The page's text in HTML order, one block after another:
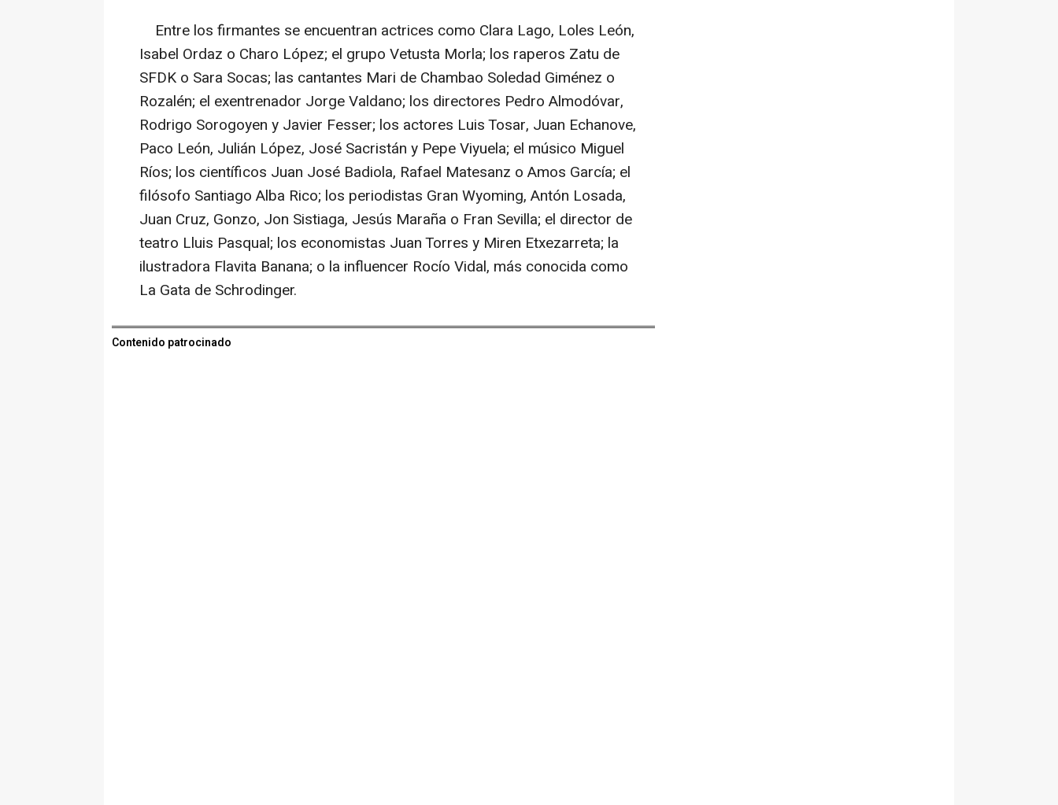
Entre los firmantes se encuentran actrices como Clara Lago, Loles León,
Isabel Ordaz o Charo López; el grupo Vetusta Morla; los raperos Zatu de
SFDK o Sara Socas; las cantantes Mari de Chambao Soledad Giménez o
Rozalén; el exentrenador Jorge Valdano; los directores Pedro Almodóvar,
Rodrigo Sorogoyen y Javier Fesser; los actores Luis Tosar, Juan Echanove,
Paco León, Julián López, José Sacristán y Pepe Viyuela; el músico Miguel
Ríos; los científicos Juan José Badiola, Rafael Matesanz o Amos García; el
filósofo Santiago Alba Rico; los periodistas Gran Wyoming, Antón Losada,
Juan Cruz, Gonzo, Jon Sistiaga, Jesús Maraña o Fran Sevilla; el director de
teatro Lluis Pasqual; los economistas Juan Torres y Miren Etxezarreta; la
ilustradora Flavita Banana; o la influencer Rocío Vidal, más conocida como
La Gata de Schrodinger.
Contenido patrocinado